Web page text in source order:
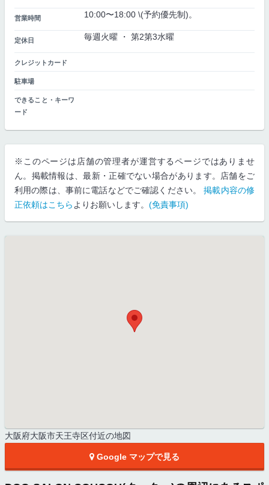
営業時間 10:00〜18:00 \(予約優先制)。
定休日 毎週火曜 ・ 第2第3水曜
クレジットカード
駐車場
できること・キーワ
ード
※このページは店舗の管理者が運営するページではありませ
ん。掲載情報は、最新・正確でない場合があります。店舗をご
利用の際は、事前に電話などでご確認ください。掲載内容の修
正依頼はこちら よりお願いします。 (免責事項)
大阪府大阪市天王寺区付近の地図
Google マップで見る